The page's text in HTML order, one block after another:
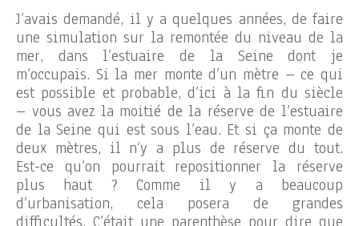
J’avais demandé, il y a quelques années, de faire
une simulation sur la remontée du niveau de la
mer, dans l’estuaire de la Seine dont je
m’occupais. Si la mer monte d’un mètre – ce qui
est possible et probable, d’ici à la fin du siècle
– vous avez la moitié de la réserve de l’estuaire
de la Seine qui est sous l’eau. Et si ça monte de
deux mètres, il n’y a plus de réserve du tout.
Est-ce qu’on pourrait repositionner la réserve
plus haut ? Comme il y a beaucoup
d’urbanisation, cela posera de grandes